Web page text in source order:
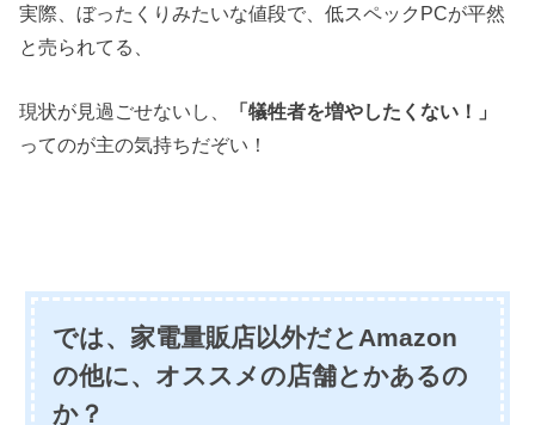
実際、ぼったくりみたいな値段で、低スペックPCが平然
と売られてる、
現状が見過ごせないし、
「犠牲者を増やしたくない！」
ってのが主の気持ちだぞい！
では、家電量販店以外だとAmazon
の他に、オススメの店舗とかあるの
か？